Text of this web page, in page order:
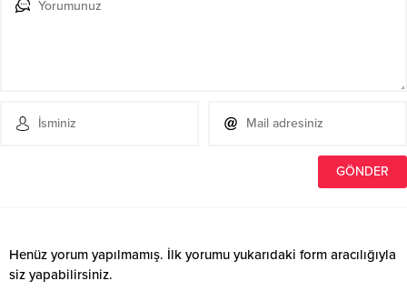
Henüz yorum yapılmamış. İlk yorumu yukarıdaki form aracılığıyla
siz yapabilirsiniz.